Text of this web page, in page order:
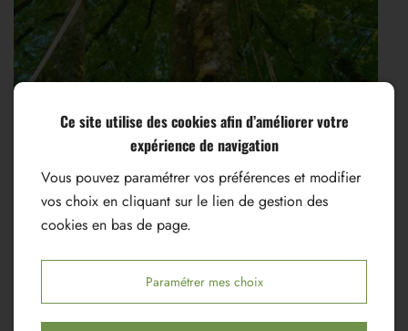
Ce site utilise des cookies afin d’améliorer votre
expérience de navigation
Vous pouvez paramétrer vos préférences et modifier
vos choix en cliquant sur le lien de gestion des
cookies en bas de page.
Paramétrer mes choix